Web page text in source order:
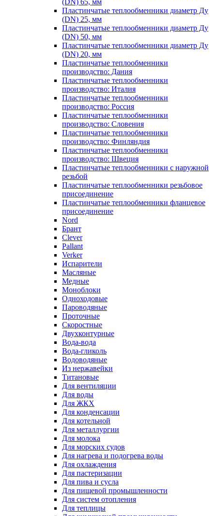
(DN) 65, мм
Пластинчатые теплообменники диаметр Ду
(DN) 25, мм
Пластинчатые теплообменники диаметр Ду
(DN) 50, мм
Пластинчатые теплообменники диаметр Ду
(DN) 20, мм
Пластинчатые теплообменники
производство: Дания
Пластинчатые теплообменники
производство: Италия
Пластинчатые теплообменники
производство: Россия
Пластинчатые теплообменники
производство: Словения
Пластинчатые теплообменники
производство: Финляндия
Пластинчатые теплообменники
производство: Швеция
Пластинчатые теплообменники с наружной
резьбой
Пластинчатые теплообменники резьбовое
присоединение
Пластинчатые теплообменники фланцевое
присоединение
Nord
Брант
Clever
Pallant
Verker
Испарители
Масляные
Медные
Моноблоки
Одноходовые
Пароводяные
Проточные
Скоростные
Двухконтурные
Вода-вода
Вода-гликоль
Водоводяные
Из нержавейки
Титановые
Для вентиляции
Для воды
Для ЖКХ
Для конденсации
Для котельной
Для металлургии
Для молока
Для морских судов
Для нагрева и подогрева воды
Для охлаждения
Для пастеризации
Для пива и сусла
Для пищевой промышленности
Для систем отопления
Для теплицы